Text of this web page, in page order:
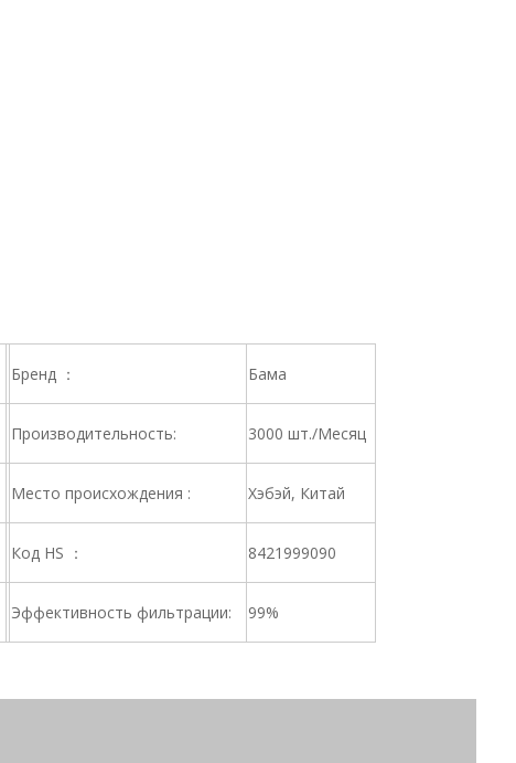
Бренд ： Бама
Производительность: 3000 шт./Месяц
Место происхождения : Хэбэй, Китай
Код HS ： 8421999090
Эффективность фильтрации: 99%